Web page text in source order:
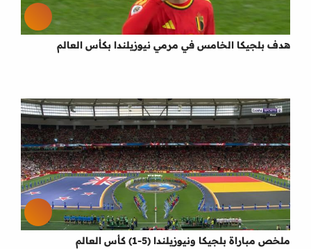
هدف بلجيكا الخامس في مرمي نيوزيلندا بكأس العالم
ملخص مباراة بلجيكا ونيوزيلندا (5-1) كأس العالم